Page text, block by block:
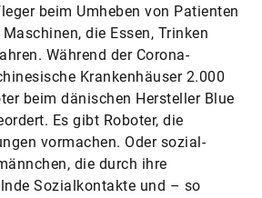
beim Umheben von Patienten
die Essen, Trinken
Während der Corona-
Krankenhäuser 2.000
beim dänischen Hersteller Blue
Es gibt Roboter, die
vormachen. Oder sozial-
die durch ihre
Sozialkontakte und – so